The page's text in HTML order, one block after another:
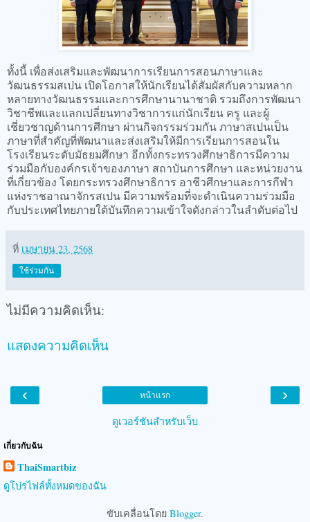
ทั้งนี้ เพื่อส่งเสริมและพัฒนาการเรียนการสอนภาษาและ
วัฒนธรรมสเปน เปิดโอกาสให้นักเรียนได้สัมผัสกับความหลาก
หลายทางวัฒนธรรมและการศึกษานานาชาติ รวมถึงการพัฒนา
วิชาชีพและแลกเปลี่ยนทางวิชาการแก่นักเรียน ครู และผู้
เชี่ยวชาญด้านการศึกษา ผ่านกิจกรรมร่วมกัน ภาษาสเปนเป็น
ภาษาที่สำคัญที่พัฒนาและส่งเสริมให้มีการเรียนการสอนใน
โรงเรียนระดับมัธยมศึกษา อีกทั้งกระทรวงศึกษาธิการมีความ
ร่วมมือกับองค์กรเจ้าของภาษา สถาบันการศึกษา และหน่วยงาน
ที่เกี่ยวข้อง โดยกระทรวงศึกษาธิการ อาชีวศึกษาและการกีฬา
แห่งราชอาณาจักรสเปน มีความพร้อมที่จะดำเนินความร่วมมือ
กับประเทศไทยภายใต้บันทึกความเข้าใจดังกล่าวในลำดับต่อไป
ที่ เมษายน 23, 2568
ใช้ร่วมกัน
ไม่มีความคิดเห็น:
แสดงความคิดเห็น
‹ ›
หน้าแรก
ดูเวอร์ชันสำหรับเว็บ
เกี่ยวกับฉัน
ThaiSmartbiz
ดูโปรไฟล์ทั้งหมดของฉัน
ขับเคลื่อนโดย Blogger.